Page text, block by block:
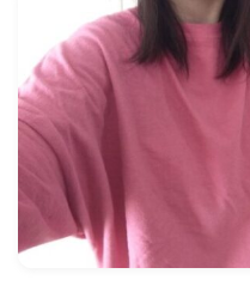
お申し込み